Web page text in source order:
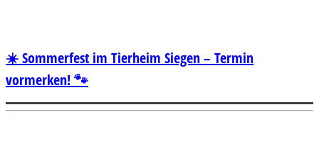
☀️ Sommerfest im Tierheim Siegen – Termin
vormerken! 🐾